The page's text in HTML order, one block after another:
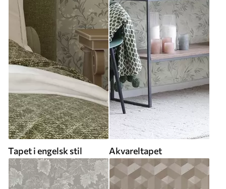
Tapet i engelsk stil Akvareltapet